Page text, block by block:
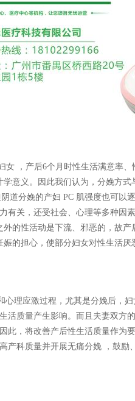
女 ，产后6个月时性生活满意率、
意义。因此我们认为，分娩方式
道分娩的产妇 PC 肌强度也可以
有关，还受社会、心理等多种因
的性活动是下流、邪恶的，故产
的担心，使部分妇女对性生活厌
理应激过程，尤其是分娩后，妇
活质量产生影响。而且夫妻双方
此，将改善产后性生活质量作为
产科质量并开展无痛分娩 ，鼓励